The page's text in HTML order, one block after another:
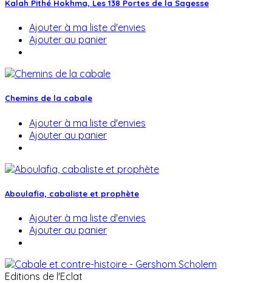
Kalah Pithé Hokhma, Les 138 Portes de la Sagesse
Ajouter à ma liste d'envies
Ajouter au panier
Chemins de la cabale
Ajouter à ma liste d'envies
Ajouter au panier
Aboulafia, cabaliste et prophète
Ajouter à ma liste d'envies
Ajouter au panier
Editions de l'Eclat